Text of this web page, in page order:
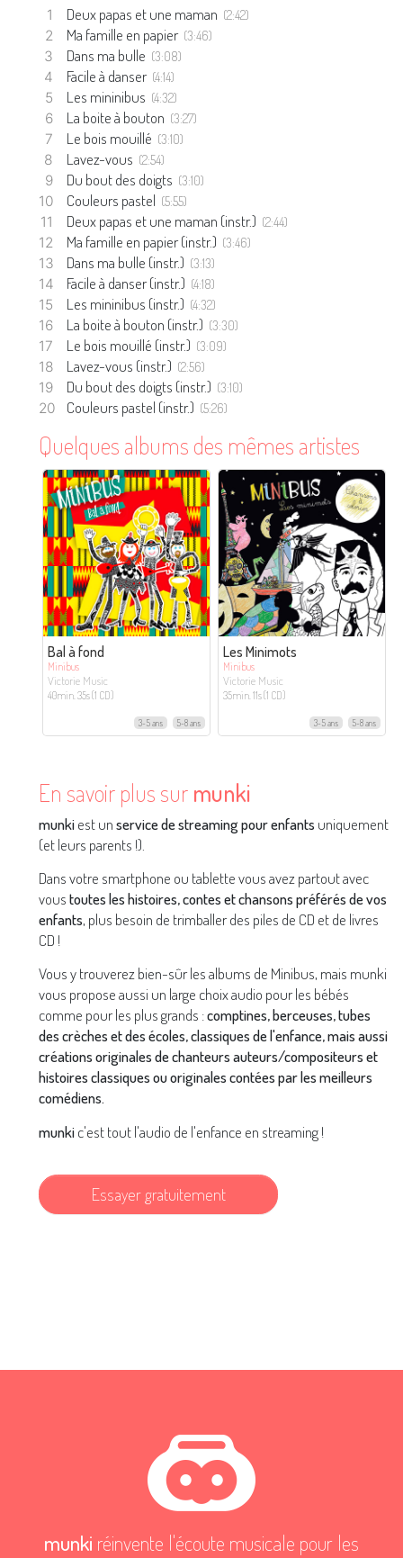
Deux papas et une maman (2:42)
Ma famille en papier (3:46)
Dans ma bulle (3:08)
Facile à danser (4:14)
Les mininibus (4:32)
La boite à bouton (3:27)
Le bois mouillé (3:10)
Lavez-vous (2:54)
Du bout des doigts (3:10)
Couleurs pastel (5:55)
Deux papas et une maman (instr.) (2:44)
Ma famille en papier (instr.) (3:46)
Dans ma bulle (instr.) (3:13)
Facile à danser (instr.) (4:18)
Les mininibus (instr.) (4:32)
La boite à bouton (instr.) (3:30)
Le bois mouillé (instr.) (3:09)
Lavez-vous (instr.) (2:56)
Du bout des doigts (instr.) (3:10)
Couleurs pastel (instr.) (5:26)
Quelques albums des mêmes artistes
Bal à fond
Minibus
Victorie Music
40min. 35s (1 CD)
3-5 ans 5-8 ans
Les Minimots
Minibus
Victorie Music
35min. 11s (1 CD)
3-5 ans 5-8 ans
En savoir plus sur munki
munkiest unservice de streaming pour enfants uniquement
(et leurs parents !).
Dans votre smartphone ou tablette vous avez partout avec
voustoutes les histoires, contes et chansons préférés de vos
enfants, plus besoin de trimballer des piles de CD et de livres
CD !
Vous y trouverez bien-sûr les albums de Minibus, mais munki
vous propose aussi un large choix audio pour les bébés
comme pour les plus grands :comptines, berceuses, tubes
des crèches et des écoles, classiques de l'enfance, mais aussi
créations originales de chanteurs auteurs/compositeurs et
histoires classiques ou originales contées par les meilleurs
comédiens.
munkic'est tout l'audio de l'enfance en streaming !
Essayer gratuitement
munki réinvente l'écoute musicale pour les